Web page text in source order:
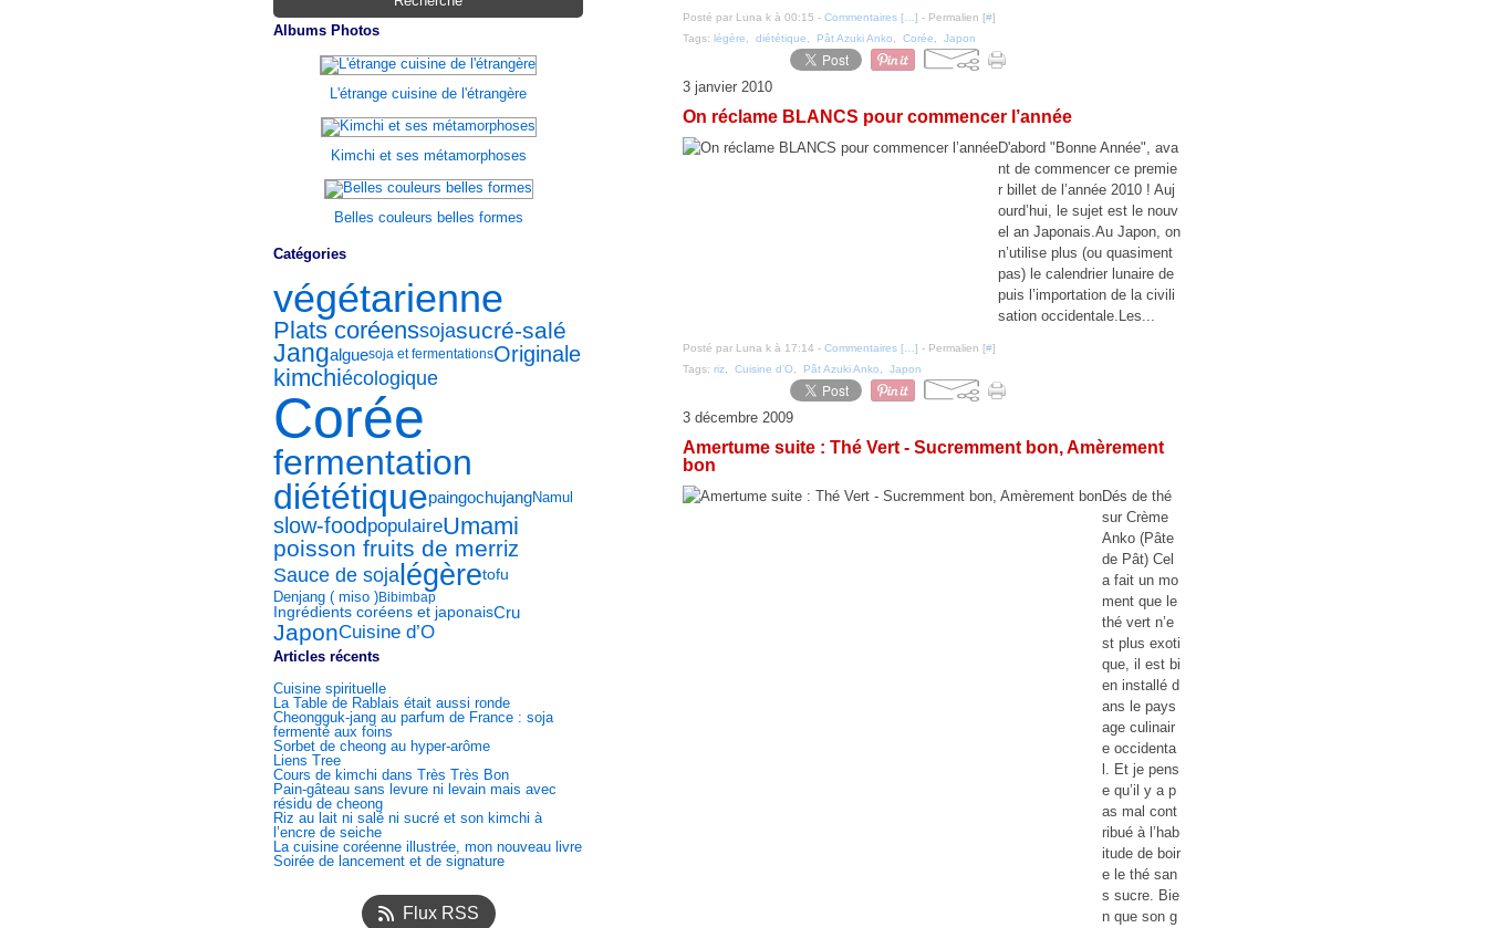
Albums Photos
L'étrange cuisine de l'étrangère
Kimchi et ses métamorphoses
Belles couleurs belles formes
Catégories
végétarienne
Plats coréenssojasucré-salé
Jangalguesoja et fermentationsOriginale
kimchiécologique
Corée
fermentation
diététiquepaingochujangNamul
slow-food populaireUmami
poisson fruits de merriz
Sauce de sojalégèretofu
Denjang ( miso )Bibimbap
Ingrédients coréens et japonaisCru
JaponCuisine d’O
Articles récents
Cuisine spirituelle
La Table de Rablais était aussi ronde
Cheongguk-jang au parfum de France : soja
fermenté aux foins
Sorbet de cheong au hyper-arôme
Liens Tree
Cours de kimchi dans Très Très Bon
Pain-gâteau sans levure ni levain mais avec
résidu de cheong
Riz au lait ni salé ni sucré et son kimchi à
l’encre de seiche
La cuisine coréenne illustrée, mon nouveau livre
Soirée de lancement et de signature
Flux RSS
Posté par Luna k à 00:15 - Commentaires [ ] - Permalien [#]
Tags: légère diététique Pât Azuki Anko Corée Japon
3 janvier 2010
On réclame BLANCS pour commencer l’année
D'abord "Bonne Année", ava
nt de commencer ce premie
r billet de l’année 2010 ! Auj
ourd’hui, le sujet est le nouv
el an Japonais.Au Japon, on
n’utilise plus (ou quasiment
pas) le calendrier lunaire de
puis l’importation de la civili
sation occidentale.Les...
Posté par Luna k à 17:14 - Commentaires [ ] - Permalien [#]
Tags: riz Cuisine d’O Pât Azuki Anko Japon
3 décembre 2009
Amertume suite : Thé Vert - Sucremment bon, Amèrement
bon
Dés de thé
sur Crème
Anko (Pâte
de Pât) Cel
a fait un mo
ment que le
thé vert n’e
st plus exoti
que, il est bi
en installé d
ans le pays
age culinair
e occidenta
l. Et je pens
e qu’il y a p
as mal cont
ribué à l’hab
itude de boir
e le thé san
s sucre. Bie
n que son g